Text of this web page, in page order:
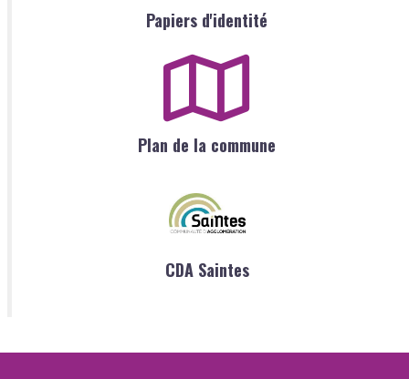
Papiers d'identité
Plan de la commune
CDA Saintes